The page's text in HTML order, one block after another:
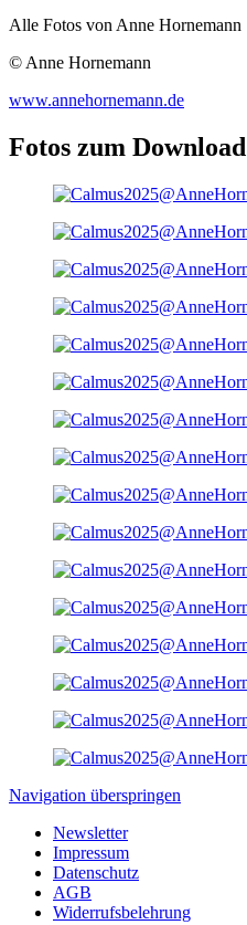
Alle Fotos von Anne Hornemann
© Anne Hornemann
www.annehornemann.de
Fotos zum Download
Navigation überspringen
Newsletter
Impressum
Datenschutz
AGB
Widerrufsbelehrung